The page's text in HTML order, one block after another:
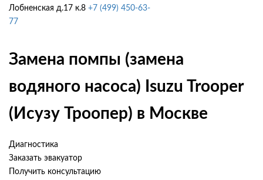
Лобненская д.17 к.8 +7 (499) 450-63-
77
Замена помпы (замена
водяного насоса) Isuzu Trooper
(Исузу Троопер) в Москве
Диагностика
Заказать эвакуатор
Получить консультацию